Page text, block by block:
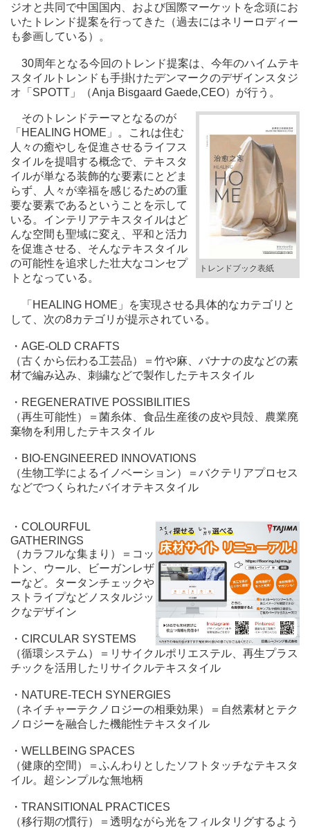
ジオと共同で中国国内、および国際マーケットを念頭にお
いたトレンド提案を行ってきた（過去にはネリーロディー
も参画している）。
30周年となる今回のトレンド提案は、今年のハイムテキ
スタイルトレンドも手掛けたデンマークのデザインスタジ
オ「SPOTT」（Anja Bisgaard Gaede,CEO）が行う。
トレンドブック表紙
そのトレンドテーマとなるのが
「HEALING HOME」。これは住む
人々の癒やしを促進させるライフス
タイルを提唱する概念で、テキスタ
イルが単なる装飾的な要素にとどま
らず、人々が幸福を感じるための重
要な要素であるということを示して
いる。インテリアテキスタイルはど
んな空間も聖域に変え、平和と活力
を促進させる、そんなテキスタイル
の可能性を追求した壮大なコンセプ
トとなっている。
「HEALING HOME」を実現させる具体的なカテゴリと
して、次の8カテゴリが提示されている。
・AGE-OLD CRAFTS
（古くから伝わる工芸品）＝竹や麻、バナナの皮などの素
材で編み込み、刺繍などで製作したテキスタイル
・REGENERATIVE POSSIBILITIES
（再生可能性）＝菌糸体、食品生産後の皮や貝殻、農業廃
棄物を利用したテキスタイル
・BIO-ENGINEERED INNOVATIONS
（生物工学によるイノベーション）＝バクテリアプロセス
などでつくられたバイオテキスタイル
・COLOURFUL
GATHERINGS
（カラフルな集まり）＝コッ
トン、ウール、ビーガンレザ
ーなど。タータンチェックや
ストライプなどノスタルジッ
クなデザイン
・CIRCULAR SYSTEMS
（循環システム）＝リサイクルポリエステル、再生プラス
チックを活用したリサイクルテキスタイル
・NATURE-TECH SYNERGIES
（ネイチャーテクノロジーの相乗効果）＝自然素材とテク
ノロジーを融合した機能性テキスタイル
・WELLBEING SPACES
（健康的空間）＝ふんわりとしたソフトタッチなテキスタ
イル。超シンプルな無地柄
・TRANSITIONAL PRACTICES
（移行期の慣行）＝透明ながら光をフィルタリグするよう